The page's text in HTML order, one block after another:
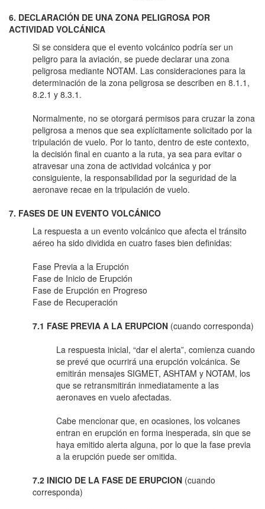
6. DECLARACIÓN DE UNA ZONA PELIGROSA POR
ACTIVIDAD VOLCÁNICA
Si se considera que el evento volcánico podría ser un
peligro para la aviación, se puede declarar una zona
peligrosa mediante NOTAM. Las consideraciones para la
determinación de la zona peligrosa se describen en 8.1.1,
8.2.1 y 8.3.1.
Normalmente, no se otorgará permisos para cruzar la zona
peligrosa a menos que sea explícitamente solicitado por la
tripulación de vuelo. Por lo tanto, dentro de este contexto,
la decisión final en cuanto a la ruta, ya sea para evitar o
atravesar una zona de actividad volcánica y por
consiguiente, la responsabilidad por la seguridad de la
aeronave recae en la tripulación de vuelo.
7. FASES DE UN EVENTO VOLCÁNICO
La respuesta a un evento volcánico que afecta el tránsito
aéreo ha sido dividida en cuatro fases bien definidas:
Fase Previa a la Erupción
Fase de Inicio de Erupción
Fase de Erupción en Progreso
Fase de Recuperación
7.1 FASE PREVIA A LA ERUPCION (cuando corresponda)
La respuesta inicial, “dar el alerta”, comienza cuando
se prevé que ocurrirá una erupción volcánica. Se
emitirán mensajes SIGMET, ASHTAM y NOTAM, los
que se retransmitirán inmediatamente a las
aeronaves en vuelo afectadas.
Cabe mencionar que, en ocasiones, los volcanes
entran en erupción en forma inesperada, sin que se
haya emitido alerta alguna, por lo que la fase previa
a la erupción puede ser omitida.
7.2 INICIO DE LA FASE DE ERUPCION (cuando
corresponda)